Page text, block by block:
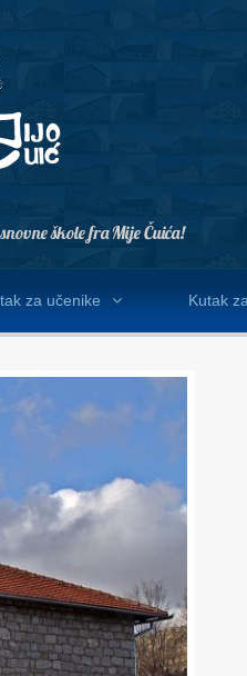
škole fra Mije Čuića!
za učenike Kutak